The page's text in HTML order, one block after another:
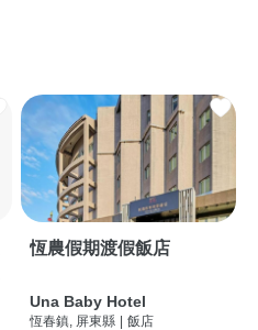
恆農假期渡假飯店
Una Baby Hotel
恆春鎮, 屏東縣 飯店